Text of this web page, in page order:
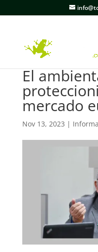
El
mercado
Nov 13, 2023 |